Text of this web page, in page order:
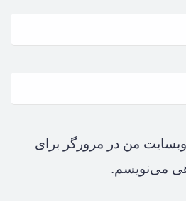
وبسایت من در مرورگر برای
می‌نویسم.